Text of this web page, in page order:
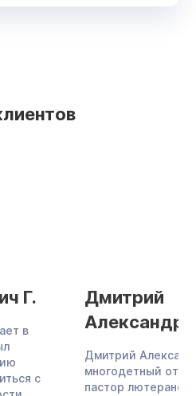
Г.
в
с
Дмитрий
Дмитрий
многодетный
пастор